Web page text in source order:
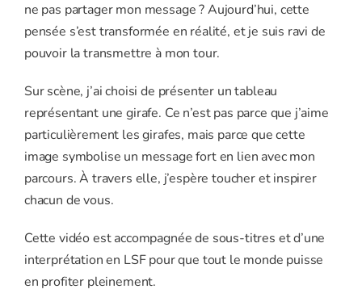
ne pas partager mon message ? Aujourd’hui, cette
pensée s’est transformée en réalité, et je suis ravi de
pouvoir la transmettre à mon tour.
Sur scène, j’ai choisi de présenter un tableau
représentant une girafe. Ce n’est pas parce que j’aime
particulièrement les girafes, mais parce que cette
image symbolise un message fort en lien avec mon
parcours. À travers elle, j’espère toucher et inspirer
chacun de vous.
Cette vidéo est accompagnée de sous-titres et d’une
interprétation en LSF pour que tout le monde puisse
en profiter pleinement.